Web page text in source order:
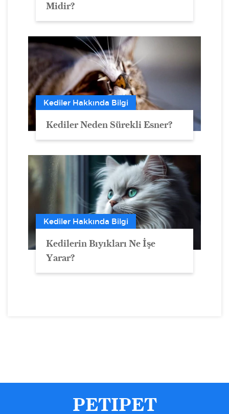
Midir?
Kediler Hakkında Bilgi
Kediler Neden Sürekli Esner?
Kediler Hakkında Bilgi
Kedilerin Bıyıkları Ne İşe
Yarar?
PETIPET